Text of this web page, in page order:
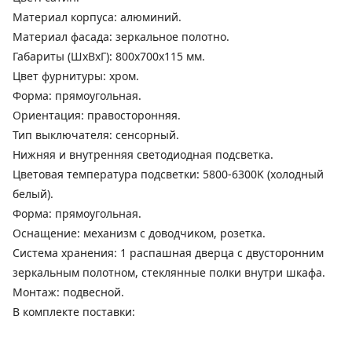
Материал корпуса: алюминий.
Материал фасада: зеркальное полотно.
Габариты (ШxВхГ): 800х700х115 мм.
Цвет фурнитуры: хром.
Форма: прямоугольная.
Ориентация: правосторонняя.
Тип выключателя: сенсорный.
Нижняя и внутренняя светодиодная подсветка.
Цветовая температура подсветки: 5800-6300K (холодный
белый).
Форма: прямоугольная.
Оснащение: механизм с доводчиком, розетка.
Система хранения: 1 распашная дверца с двусторонним
зеркальным полотном, стеклянные полки внутри шкафа.
Монтаж: подвесной.
В комплекте поставки: